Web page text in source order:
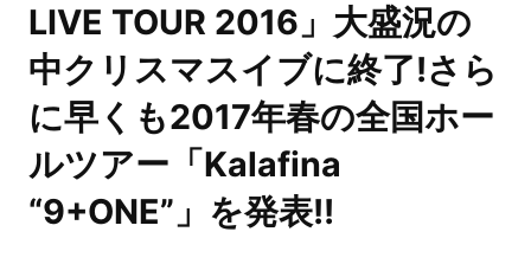
LIVE TOUR 2016」大盛況の
中クリスマスイブに終了!さら
に早くも2017年春の全国ホー
ルツアー「Kalafina
“9+ONE”」を発表!!